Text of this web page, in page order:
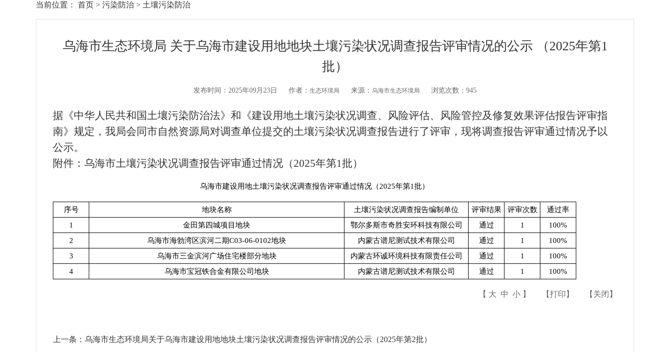
当前位置： 首页 > 污染防治 > 土壤污染防治
乌海市生态环境局 关于乌海市建设用地地块土壤污染状况调查报告评审情况的公示 （2025年第1
批）
发布时间：2025年09月23日 作者： 生态环境局 来源： 乌海市生态环境局 浏览次数： 945
据《中华人民共和国土壤污染防治法》和《建设用地土壤污染状况调查、风险评估、风险管控及修复效果评估报告评审指
南》规定，我局会同市自然资源局对调查单位提交的土壤污染状况调查报告进行了评审，现将调查报告评审通过情况予以
公示。
附件：乌海市土壤污染状况调查报告评审通过情况（2025年第1批）
乌海市建设用地土壤污染状况调查报告评审通过情况（2025年第1批）
序号 地块名称 土壤污染状况调查报告编制单位 评审结果 评审次数
通过率
1
金田第四城项目地块 鄂尔多斯市奇胜安环科技有限公司 通过 1
100%
2
乌海市海勃湾区滨河二期C03-06-0102地块 内蒙古谱尼测试技术有限公司 通过 1
100%
3
乌海市三金滨河广场住宅楼部分地块 内蒙古环诚环境科技有限责任公司 通过 1
100%
4
乌海市宝冠铁合金有限公司地块 内蒙古谱尼测试技术有限公司 通过 1 100%
【 大 中 小 】 【打印 】 【 关闭 】
上一条： 乌海市生态环境局关于乌海市建设用地地块土壤污染状况调查报告评审情况的公示（2025年第2批）